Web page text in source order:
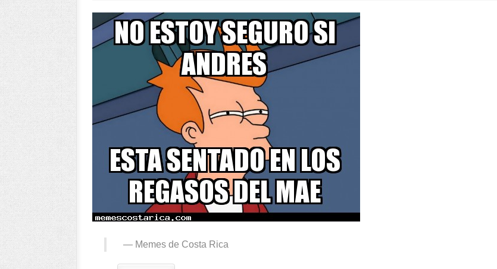
— Memes de Costa Rica